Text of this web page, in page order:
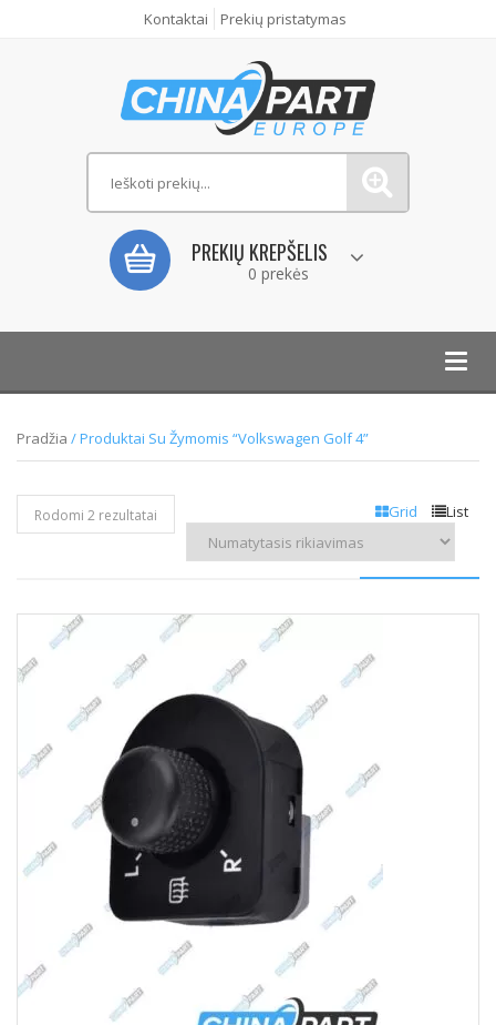
Kontaktai Prekių pristatymas
PREKIŲ KREPŠELIS
0 prekės
Pradžia / Produktai Su Žymomis “Volkswagen Golf 4”
Grid List
Rodomi 2 rezultatai